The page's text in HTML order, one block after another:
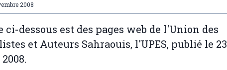
2008
ci-dessous est des pages web de l'Union des
et Auteurs Sahraouis, l'UPES, publié le 23